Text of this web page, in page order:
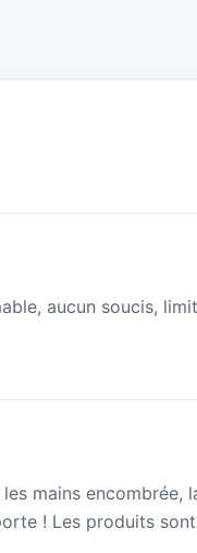
aucun soucis,
mains encombrée,
! Les produits